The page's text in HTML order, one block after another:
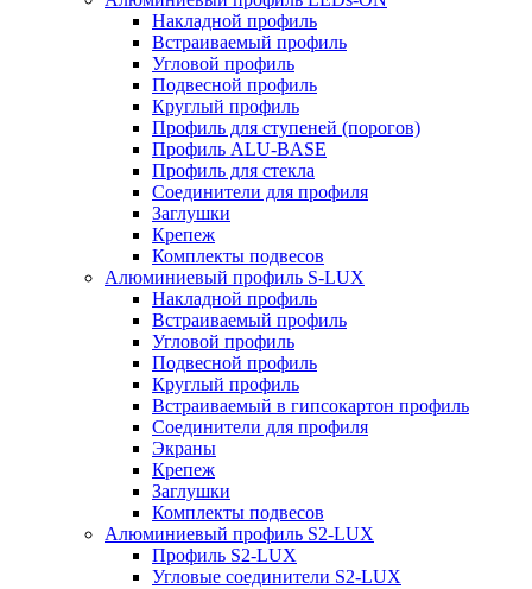
Накладной профиль
Встраиваемый профиль
Угловой профиль
Подвесной профиль
Круглый профиль
Профиль для ступеней (порогов)
Профиль ALU-BASE
Профиль для стекла
Соединители для профиля
Заглушки
Крепеж
Комплекты подвесов
Алюминиевый профиль S-LUX
Накладной профиль
Встраиваемый профиль
Угловой профиль
Подвесной профиль
Круглый профиль
Встраиваемый в гипсокартон профиль
Соединители для профиля
Экраны
Крепеж
Заглушки
Комплекты подвесов
Алюминиевый профиль S2-LUX
Профиль S2-LUX
Угловые соединители S2-LUX